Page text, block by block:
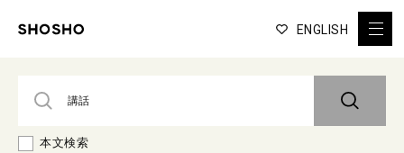
ENGLISH
本文検索